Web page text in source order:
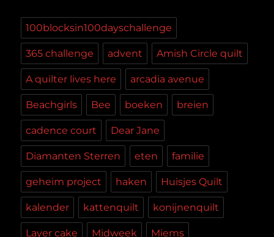
100blocksin100dayschallenge
365 challenge advent Amish Circle quilt
A quilter lives here arcadia avenue
Beachgirls Bee boeken breien
cadence court Dear Jane
Diamanten Sterren eten familie
geheim project haken Huisjes Quilt
kalender kattenquilt konijnenquilt
Layer cake Midweek Miems